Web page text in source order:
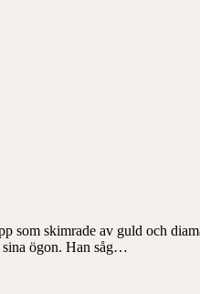
som skimrade av guld och
sina ögon. Han såg…